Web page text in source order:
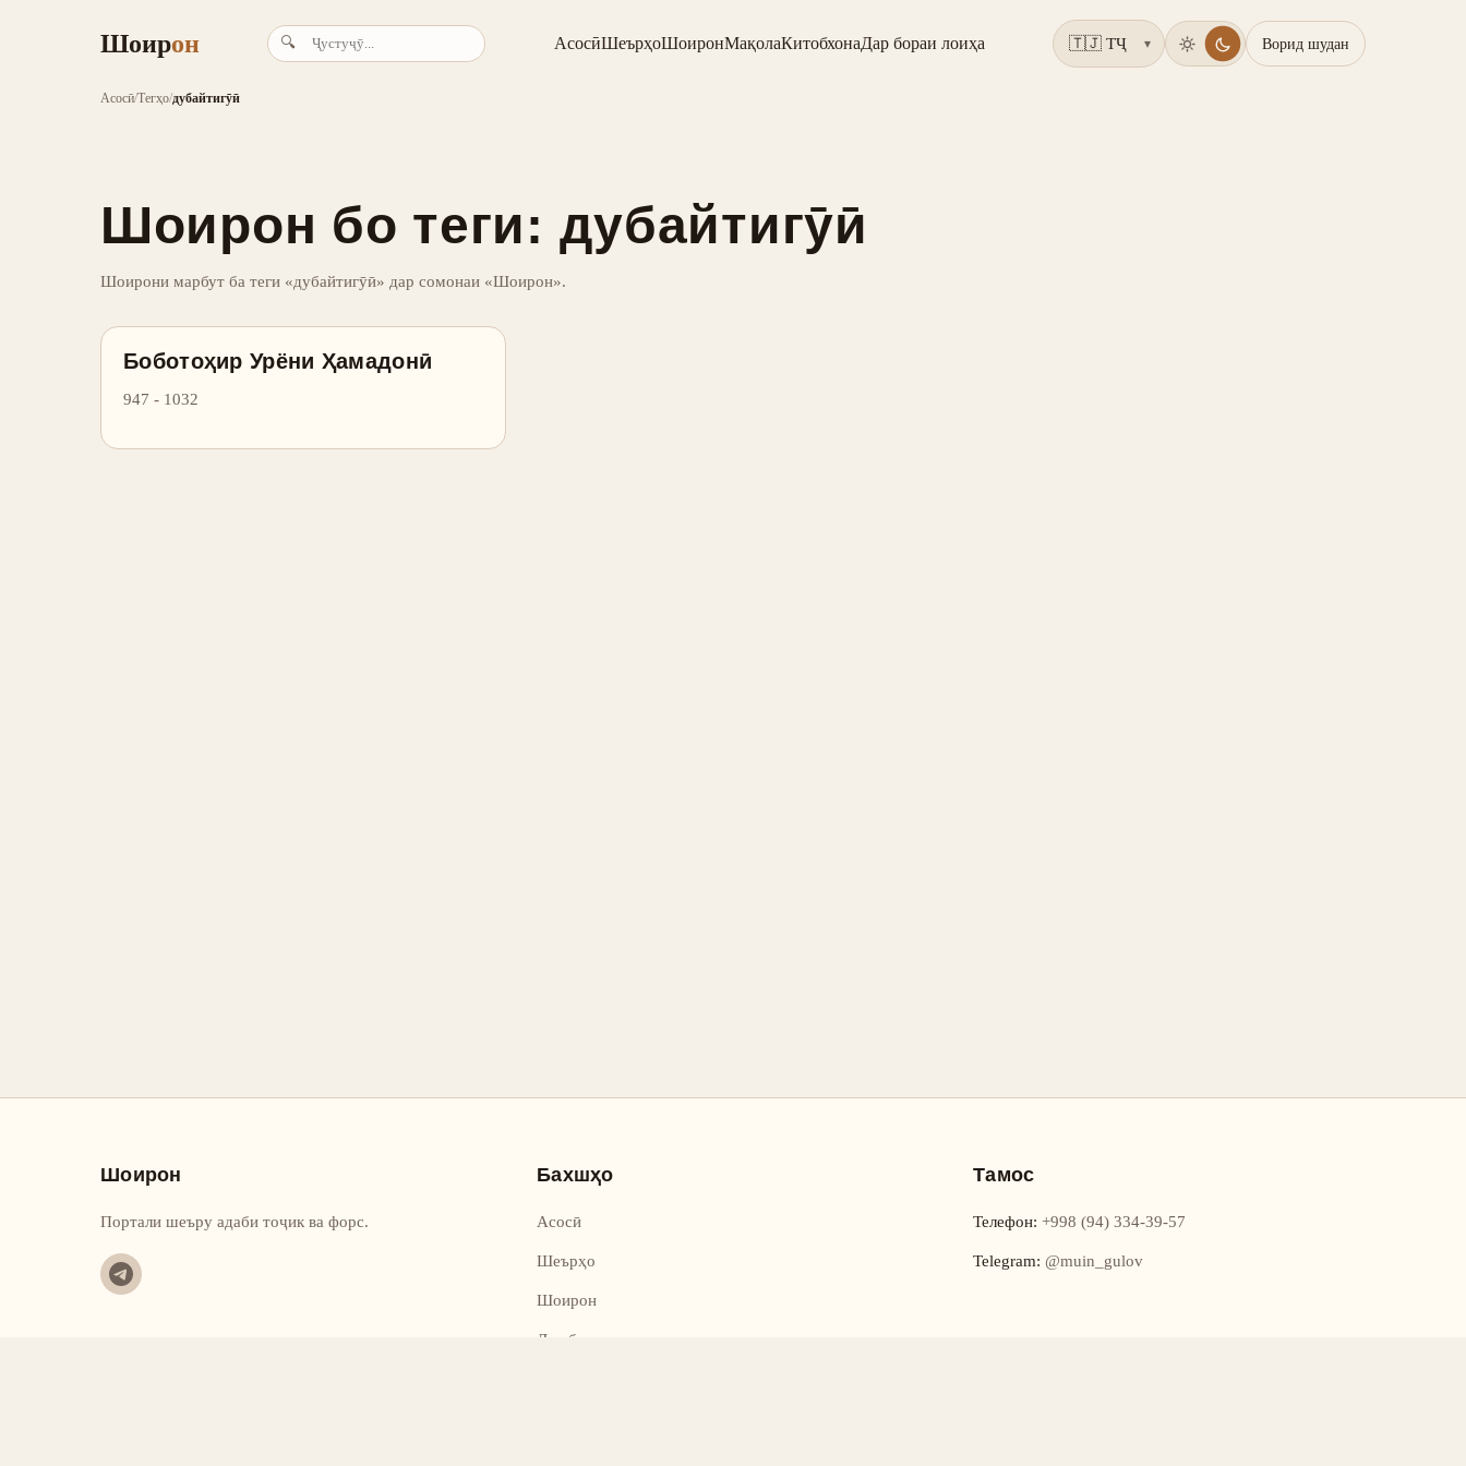
Шоирон 🔍 АсосӣШеърҳоШоиронМақолаКитобхонаДар бораи лоиҳа ▾ Ворид шудан
Асосӣ/Тегҳо/дубайтигӯӣ
Шоирон бо теги: дубайтигӯӣ
Шоирони марбут ба теги «дубайтигӯӣ» дар сомонаи «Шоирон».
Боботоҳир Урёни Ҳамадонӣ
947 - 1032
Шоирон
Портали шеъру адаби тоҷик ва форс.
Бахшҳо
Асосӣ
Шеърҳо
Шоирон
Дар бораи лоиҳа
Тамос
Телефон: +998 (94) 334-39-57
Telegram: @muin_gulov